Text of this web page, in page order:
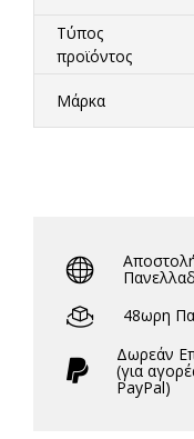
Τύπος
προϊόντος
Μάρκα
48ωρη
Δωρεάν
(για
PayPal)